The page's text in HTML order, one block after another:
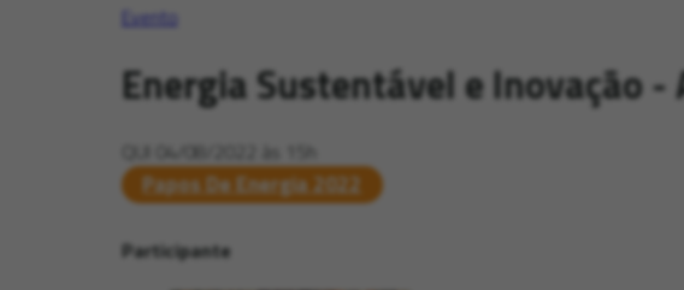
Evento
Energia Sustentável e Inovação -
QUI 04/08/2022 às 15h
Papos De Energia 2022
Participante